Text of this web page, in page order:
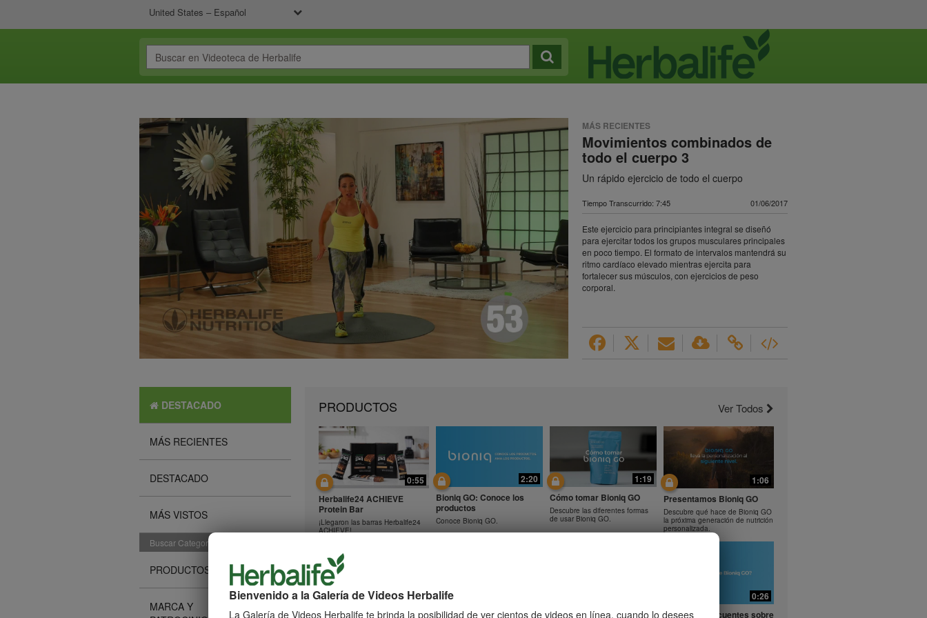
United States – Español
Bienvenido a la Galería de Videos Herbalife
La Galería de Videos Herbalife te brinda la posibilidad de ver cientos de videos en línea, cuando lo desees
MÁS RECIENTES
Movimientos combinados de
todo el cuerpo 3
Un rápido ejercicio de todo el cuerpo
Tiempo Transcurrido: 7:45 01/06/2017
Este ejercicio para principiantes integral se diseñó
para ejercitar todos los grupos musculares principales
en poco tiempo. El formato de intervalos mantendrá su
ritmo cardíaco elevado mientras ejercita para
fortalecer sus músculos, con ejercicios de peso
corporal.
DESTACADO
MÁS RECIENTES
DESTACADO
MÁS VISTOS
Buscar Categorías
PRODUCTOS
MARCA Y
PRODUCTOS Ver Todos
0:55
Herbalife24 ACHIEVE
Protein Bar
¡Llegaron las barras Herbalife24
ACHIEVE!
2:20
Bioniq GO: Conoce los
productos
Conoce Bioniq GO.
1:19
Cómo tomar Bioniq GO
Descubre las diferentes formas
de usar Bioniq GO.
1:06
Presentamos Bioniq GO
Descubre qué hace de Bioniq GO
la próxima generación de nutrición
personalizada.
0:41
Preguntas frecuentes sobre
Preguntas frecuentes
Preguntas frecuentes
0:26
Preguntas frecuentes sobre